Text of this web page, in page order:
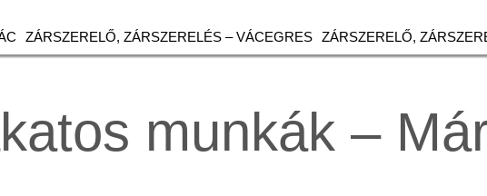
ZÁRSZERELŐ, ZÁRSZERELÉS – VÁCEGRES ZÁRSZERELŐ,
munkák –